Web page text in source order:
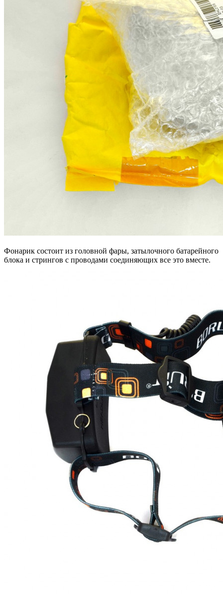
Фонарик состоит из головной фары, затылочного батарейного
блока и стрингов с проводами соединяющих все это вместе.